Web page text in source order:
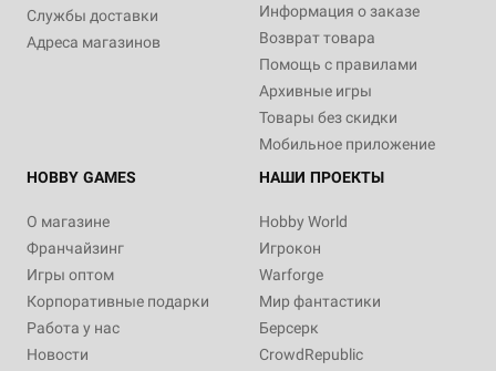
Службы доставки
Адреса магазинов
Информация о заказе
Возврат товара
Помощь с правилами
Архивные игры
Товары без скидки
Мобильное приложение
HOBBY GAMES
О магазине
Франчайзинг
Игры оптом
Корпоративные подарки
Работа у нас
Новости
НАШИ ПРОЕКТЫ
Hobby World
Игрокон
Warforge
Мир фантастики
Берсерк
CrowdRepublic